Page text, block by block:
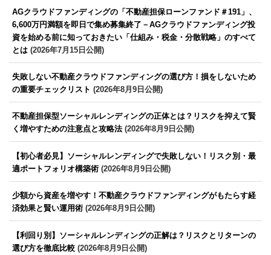
AGクラウドファンディングの「不動産担保ローンファンド＃191」、
6,600万円満額を即日で集め募集終了－AGクラウドファンディング投
資を始める前に知っておきたい「仕組み・税金・分散戦略」のすべて
とは (2026年7月15日公開)
失敗しない不動産クラウドファンディングの選び方！損をしないため
の重要チェックリスト (2026年8月9日公開)
不動産担保型ソーシャルレンディングの正体とは？リスクを抑えて賢
く増やすための注意点と攻略法(2026年8月9日公開)
【初心者必見】ソーシャルレンディングで失敗しない！リスク別・最
適ポートフォリオ構築術 (2026年8月9日公開)
少額から資産を増やす！不動産クラウドファンディングがもたらす経
済効果と賢い運用術 (2026年8月9日公開)
【利回り別】ソーシャルレンディングの正解は？リスクとリターンの
選び方を徹底比較 (2026年8月9日公開)